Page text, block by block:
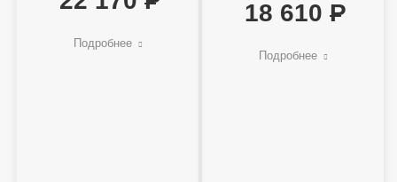
Подробнее
18 610
Подробнее